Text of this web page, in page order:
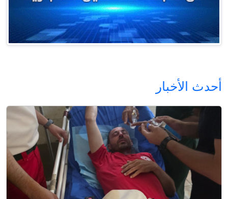
أحدث الأخبار